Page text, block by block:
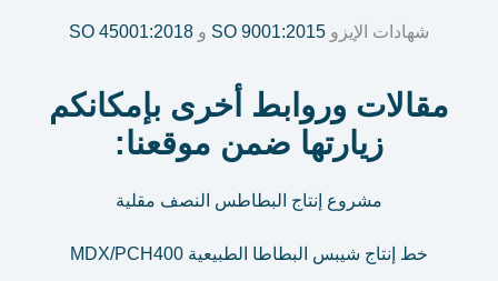
شهادات الإيزو SO 9001:2015 و SO 45001:2018
مقالات وروابط أخرى بإمكانكم
زيارتها ضمن موقعنا:
مشروع إنتاج البطاطس النصف مقلية
خط إنتاج شيبس البطاطا الطبيعية MDX/PCH400